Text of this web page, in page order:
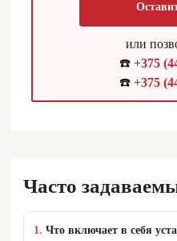
Щебень декоративный со
армирования до 5 см, м2
Вы можете заказать
нашей компании, с
0%:
или
☎️ +375
☎️ +375
Часто
1. Что включает в себя